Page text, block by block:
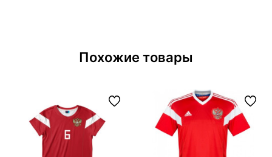
Похожие товары